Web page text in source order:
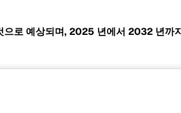
로 예상되며, 2025 년에서 2032 년까